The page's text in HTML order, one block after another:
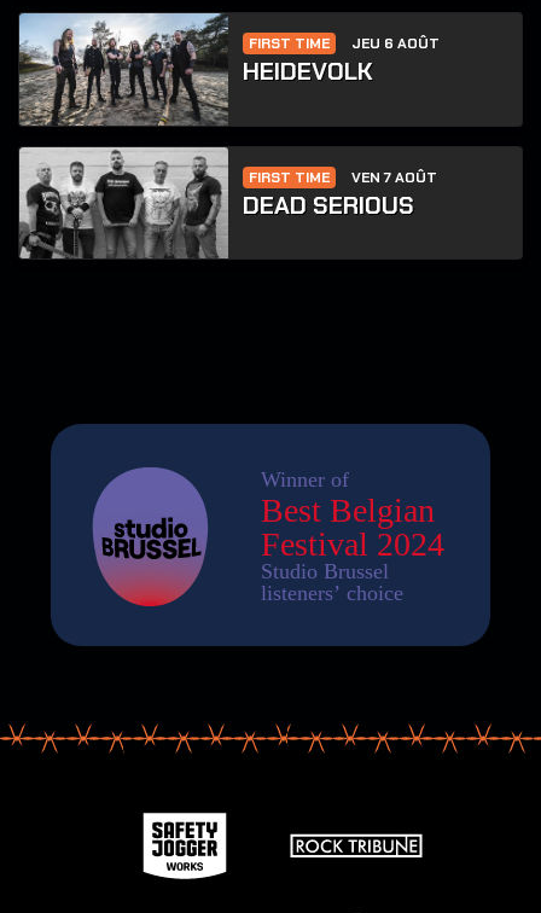
FIRST TIME JEU 6 AOÛT
HEIDEVOLK
FIRST TIME VEN 7 AOÛT
DEAD SERIOUS